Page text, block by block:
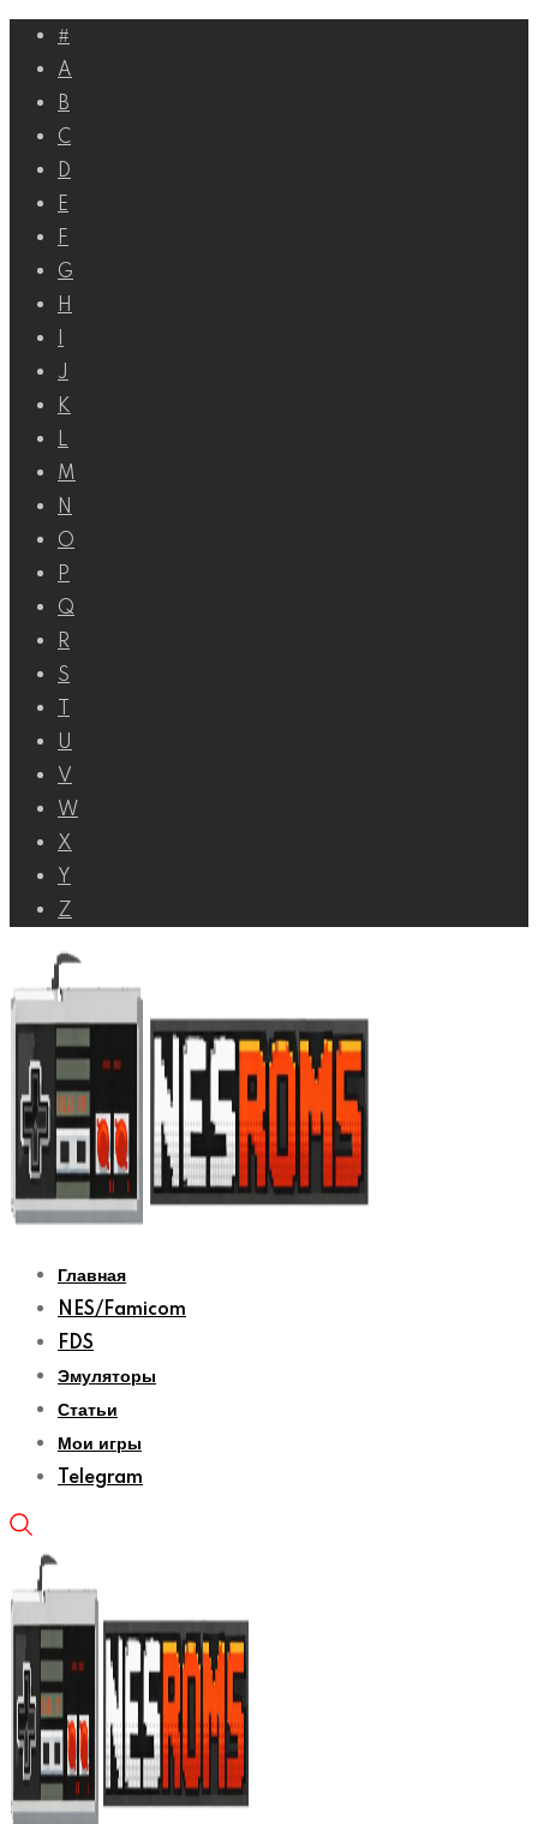
Перейти
контенту
#
A
B
C
D
E
F
G
H
J
K
L
M
N
O
P
Q
R
S
U
V
W
X
Y
Z
Главная
NES/Famicom
FDS
Эмуляторы
Статьи
Мои игры
Telegram